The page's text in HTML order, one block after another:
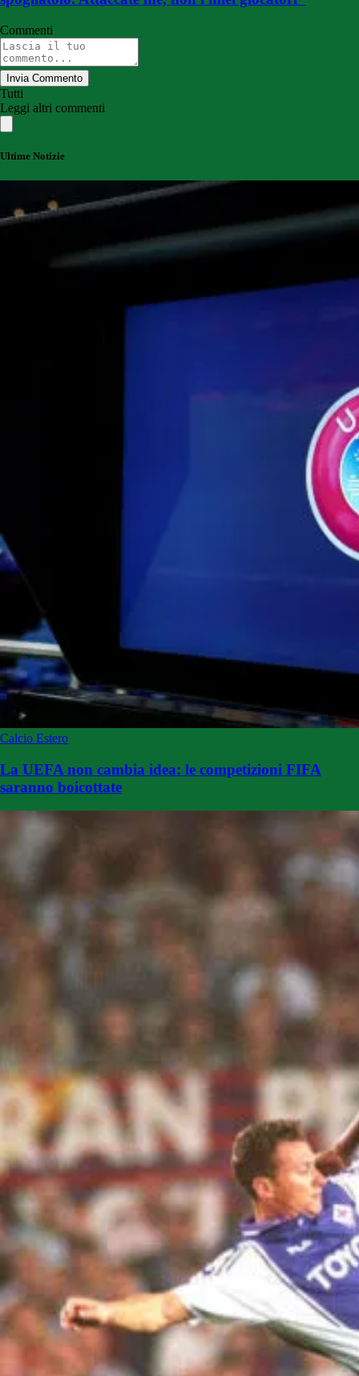
Commenti
Invia Commento
Tutti
Leggi altri commenti
Ultime Notizie
Calcio Estero
La UEFA non cambia idea: le competizioni FIFA
saranno boicottate